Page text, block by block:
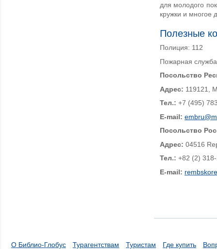
для молодого
кружки и многое
Полезные
Полиция: 112
Пожарная
Посольство
Адрес: 119121,
Тел.: +7 (495)
E-mail:
Посольство
Адрес: 04516
Тел.: +82 (2)
E-mail:
О Библио-Глобус Турагентствам Туристам Где купить